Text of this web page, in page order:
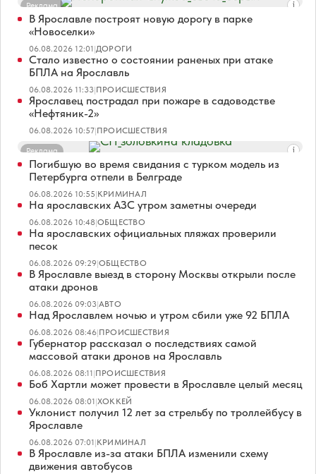
Реклама
В Ярославле построят новую дорогу в парке
«Новоселки»
06.08.2026 12:01|ДОРОГИ
Стало известно о состоянии раненых при атаке
БПЛА на Ярославль
06.08.2026 11:33|ПРОИСШЕСТВИЯ
Ярославец пострадал при пожаре в садоводстве
«Нефтяник-2»
06.08.2026 10:57|ПРОИСШЕСТВИЯ
Реклама
Погибшую во время свидания с турком модель из
Петербурга отпели в Белграде
06.08.2026 10:55|КРИМИНАЛ
На ярославских АЗС утром заметны очереди
06.08.2026 10:48|ОБЩЕСТВО
На ярославских официальных пляжах проверили
песок
06.08.2026 09:29|ОБЩЕСТВО
В Ярославле выезд в сторону Москвы открыли после
атаки дронов
06.08.2026 09:03|АВТО
Над Ярославлем ночью и утром сбили уже 92 БПЛА
06.08.2026 08:46|ПРОИСШЕСТВИЯ
Губернатор рассказал о последствиях самой
массовой атаки дронов на Ярославль
06.08.2026 08:11|ПРОИСШЕСТВИЯ
Боб Хартли может провести в Ярославле целый месяц
06.08.2026 08:01|ХОККЕЙ
Уклонист получил 12 лет за стрельбу по троллейбусу в
Ярославле
06.08.2026 07:01|КРИМИНАЛ
В Ярославле из-за атаки БПЛА изменили схему
движения автобусов